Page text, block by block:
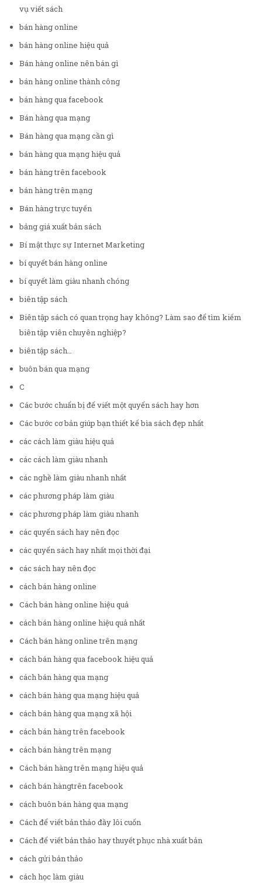
vụ viết sách
bán hàng online
bán hàng online hiệu quả
Bán hàng online nên bán gì
bán hàng online thành công
bán hàng qua facebook
Bán hàng qua mạng
Bán hàng qua mạng cần gì
bán hàng qua mạng hiệu quả
bán hàng trên facebook
bán hàng trên mạng
Bán hàng trực tuyến
bảng giá xuất bản sách
Bí mật thực sự Internet Marketing
bí quyết bán hàng online
bí quyết làm giàu nhanh chóng
biên tập sách
Biên tập sách có quan trọng hay không? Làm sao để tìm kiếm
biên tập viên chuyên nghiệp?
biên tập sách…
buôn bán qua mạng
C
Các bước chuẩn bị để viết một quyển sách hay hơn
Các bước cơ bản giúp bạn thiết kế bìa sách đẹp nhất
các cách làm giàu hiệu quả
các cách làm giàu nhanh
các nghề làm giàu nhanh nhất
các phương pháp làm giàu
các phương pháp làm giàu nhanh
các quyển sách hay nên đọc
các quyển sách hay nhất mọi thời đại
các sách hay nên đọc
cách bán hàng online
Cách bán hàng online hiệu quả
cách bán hàng online hiệu quả nhất
Cách bán hàng online trên mạng
cách bán hàng qua facebook hiệu quả
cách bán hàng qua mạng
cách bán hàng qua mạng hiệu quả
cách bán hàng qua mạng xã hội
cách bán hàng trên facebook
cách bán hàng trên mạng
Cách bán hàng trên mạng hiệu quả
cách bán hàngtrên facebook
cách buôn bán hàng qua mạng
Cách để viết bản thảo đầy lôi cuốn
Cách để viết bản thảo hay thuyết phục nhà xuất bản
cách gửi bản thảo
cách học làm giàu